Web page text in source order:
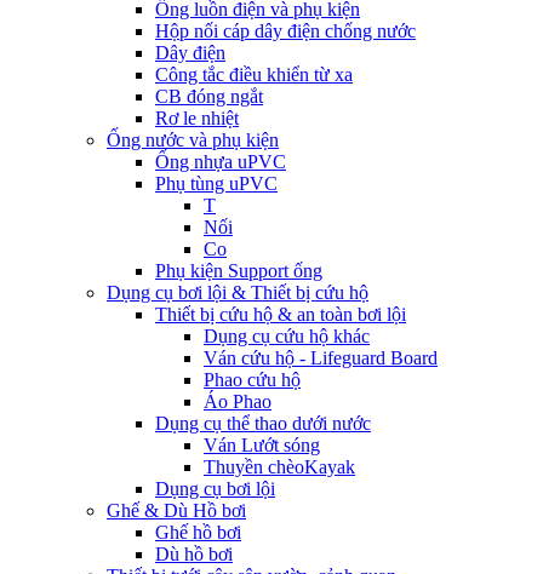
Ống luồn điện và phụ kiện
Hộp nối cáp dây điện chống nước
Dây điện
Công tắc điều khiển từ xa
CB đóng ngắt
Rơ le nhiệt
Ống nước và phụ kiện
Ống nhựa uPVC
Phụ tùng uPVC
T
Nối
Co
Phụ kiện Support ống
Dụng cụ bơi lội & Thiết bị cứu hộ
Thiết bị cứu hộ & an toàn bơi lội
Dụng cụ cứu hộ khác
Ván cứu hộ - Lifeguard Board
Phao cứu hộ
Áo Phao
Dụng cụ thể thao dưới nước
Ván Lướt sóng
Thuyền chèoKayak
Dụng cụ bơi lội
Ghế & Dù Hồ bơi
Ghế hồ bơi
Dù hồ bơi